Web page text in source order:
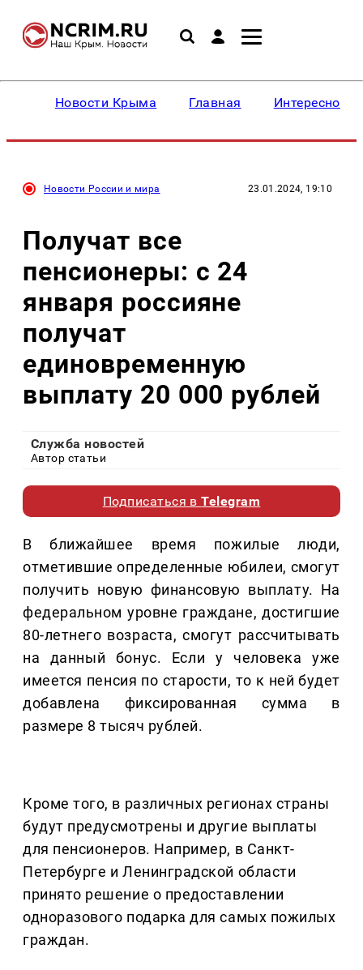
Новости Крыма Главная Интересное
Новости России и мира 23.01.2024, 19:10
Получат все
пенсионеры: с 24
января россияне
получат
единовременную
выплату 20 000 рублей
Служба новостей
Автор статьи
Подписаться вTelegram
В ближайшее время пожилые люди,
отметившие определенные юбилеи, смогут
получить новую финансовую выплату. На
федеральном уровне граждане, достигшие
80-летнего возраста, смогут рассчитывать
на данный бонус. Если у человека уже
имеется пенсия по старости, то к ней будет
добавлена фиксированная сумма в
размере 8 тысяч рублей.
Кроме того, в различных регионах страны
будут предусмотрены и другие выплаты
для пенсионеров. Например, в Санкт-
Петербурге и Ленинградской области
принято решение о предоставлении
одноразового подарка для самых пожилых
граждан.